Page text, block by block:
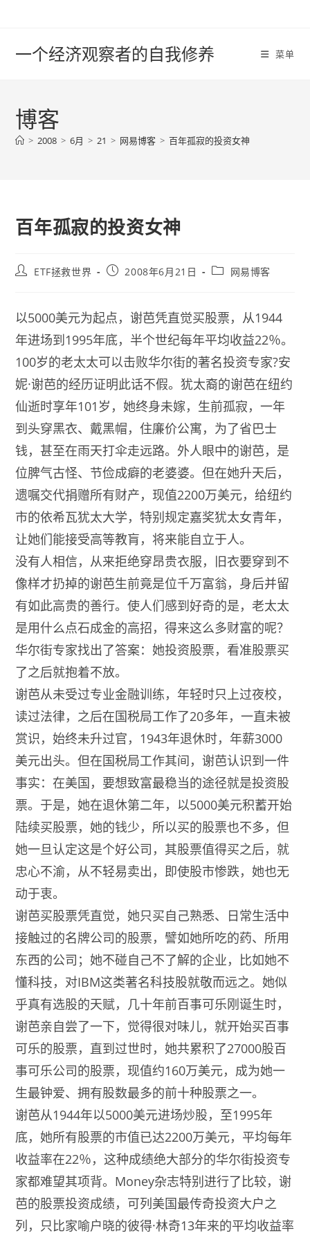
一个经济观察者的自我修养 菜单
博客
> 2008 > 6月 > 21 > 网易博客 > 百年孤寂的投资女神
百年孤寂的投资女神
PostETF拯救世界
Post2008年6月21日
Post网易博客
以5000美元为起点，谢芭凭直觉买股票，从1944
年进场到1995年底，半个世纪每年平均收益22％。
100岁的老太太可以击败华尔街的著名投资专家?安
妮·谢芭的经历证明此话不假。犹太裔的谢芭在纽约
仙逝时享年101岁，她终身未嫁，生前孤寂，一年
到头穿黑衣、戴黑帽，住廉价公寓，为了省巴士
钱，甚至在雨天打伞走远路。外人眼中的谢芭，是
位脾气古怪、节俭成癖的老婆婆。但在她升天后，
遗嘱交代捐赠所有财产，现值2200万美元，给纽约
市的依希瓦犹太大学，特别规定嘉奖犹太女青年，
让她们能接受高等教肓，将来能自立于人。
没有人相信，从来拒绝穿昂贵衣服，旧衣要穿到不
像样才扔掉的谢芭生前竟是位千万富翁，身后并留
有如此高贵的善行。使人们感到好奇的是，老太太
是用什么点石成金的高招，得来这么多财富的呢？
华尔街专家找出了答案：她投资股票，看准股票买
了之后就抱着不放。
谢芭从未受过专业金融训练，年轻时只上过夜校，
读过法律，之后在国税局工作了20多年，一直未被
赏识，始终未升过官，1943年退休时，年薪3000
美元出头。但在国税局工作其间，谢芭认识到一件
事实：在美国，要想致富最稳当的途径就是投资股
票。于是，她在退休第二年，以5000美元积蓄开始
陆续买股票，她的钱少，所以买的股票也不多，但
她一旦认定这是个好公司，其股票值得买之后，就
忠心不渝，从不轻易卖出，即使股市惨跌，她也无
动于衷。
谢芭买股票凭直觉，她只买自己熟悉、日常生活中
接触过的名牌公司的股票，譬如她所吃的药、所用
东西的公司；她不碰自己不了解的企业，比如她不
懂科技，对IBM这类著名科技股就敬而远之。她似
乎真有选股的天赋，几十年前百事可乐刚诞生时，
谢芭亲自尝了一下，觉得很对味儿，就开始买百事
可乐的股票，直到过世时，她共累积了27000股百
事可乐公司的股票，现值约160万美元，成为她一
生最钟爱、拥有股数最多的前十种股票之一。
谢芭从1944年以5000美元进场炒股，至1995年
底，她所有股票的市值已达2200万美元，平均每年
收益率在22％，这种成绩绝大部分的华尔街投资专
家都难望其项背。Money杂志特别进行了比较，谢
芭的股票投资成绩，可列美国最传奇投资大户之
列，只比家喻户晓的彼得·林奇13年来的平均收益率